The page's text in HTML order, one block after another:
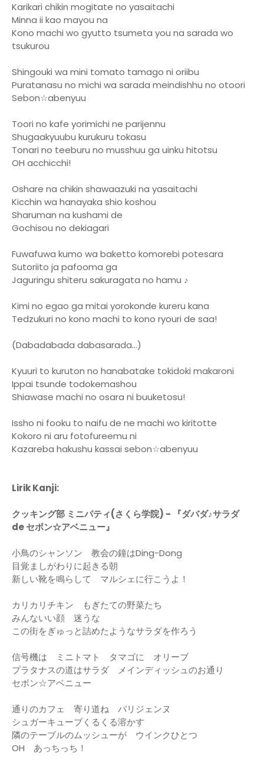
Karikari chikin mogitate no yasaitachi
Minna ii kao mayou na
Kono machi wo gyutto tsumeta you na sarada wo
tsukurou
Shingouki wa mini tomato tamago ni oriibu
Puratanasu no michi wa sarada meindishhu no otoori
Sebon☆abenyuu
Toori no kafe yorimichi ne parijennu
Shugaakyuubu kurukuru tokasu
Tonari no teeburu no musshuu ga uinku hitotsu
OH acchicchi!
Oshare na chikin shawaazuki na yasaitachi
Kicchin wa hanayaka shio koshou
Sharuman na kushami de
Gochisou no dekiagari
Fuwafuwa kumo wa baketto komorebi potesara
Sutoriito ja pafooma ga
Jaguringu shiteru sakuragata no hamu ♪
Kimi no egao ga mitai yorokonde kureru kana
Tedzukuri no kono machi to kono ryouri de saa!
(Dabadabada dabasarada...)
Kyuuri to kuruton no hanabatake tokidoki makaroni
Ippai tsunde todokemashou
Shiawase machi no osara ni buuketosu!
Issho ni fooku to naifu de ne machi wo kiritotte
Kokoro ni aru fotofureemu ni
Kazareba hakushu kassai sebon☆abenyuu
Lirik Kanji:
クッキング部 ミニパティ(さくら学院) - 『ダバダ♪サラダ
de セボン☆アベニュー』
小鳥のシャンソン 教会の鐘はDing-Dong
目覚ましがわりに起きる朝
新しい靴を鳴らして マルシェに行こうよ！
カリカリチキン もぎたての野菜たち
みんないい顔 迷うな
この街をぎゅっと詰めたようなサラダを作ろう
信号機は ミニトマト タマゴに オリーブ
プラタナスの道はサラダ メインディッシュのお通り
セボン☆アベニュー
通りのカフェ 寄り道ね パリジェンヌ
シュガーキューブくるくる溶かす
隣のテーブルのムッシューが ウインクひとつ
OH あっちっち！